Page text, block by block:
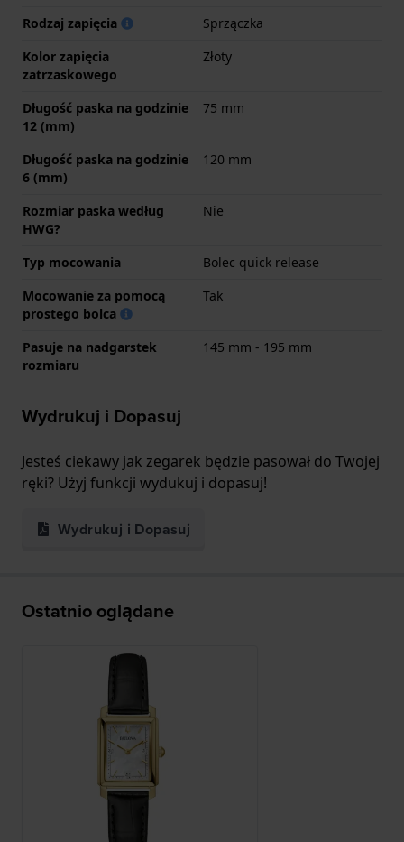
Rodzaj zapięcia
Sprzączka
Kolor zapięcia
zatrzaskowego
Złoty
Długość paska na godzinie
12 (mm)
75 mm
Długość paska na godzinie
6 (mm)
120 mm
Rozmiar paska według
HWG?
Nie
Typ mocowania
Bolec quick release
Mocowanie za pomocą
prostego bolca
Tak
Pasuje na nadgarstek
rozmiaru
145 mm - 195 mm
Wydrukuj i Dopasuj
Jesteś ciekawy jak zegarek będzie pasował do Twojej
ręki? Użyj funkcji wydukuj i dopasuj!
Wydrukuj i Dopasuj
Ostatnio oglądane